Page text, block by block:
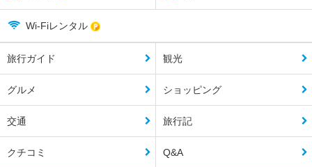
Wi-Fiレンタル
旅行ガイド 観光
グルメ ショッピング
交通 旅行記
クチコミ Q&A